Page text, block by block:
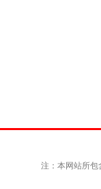
注：本网站所包